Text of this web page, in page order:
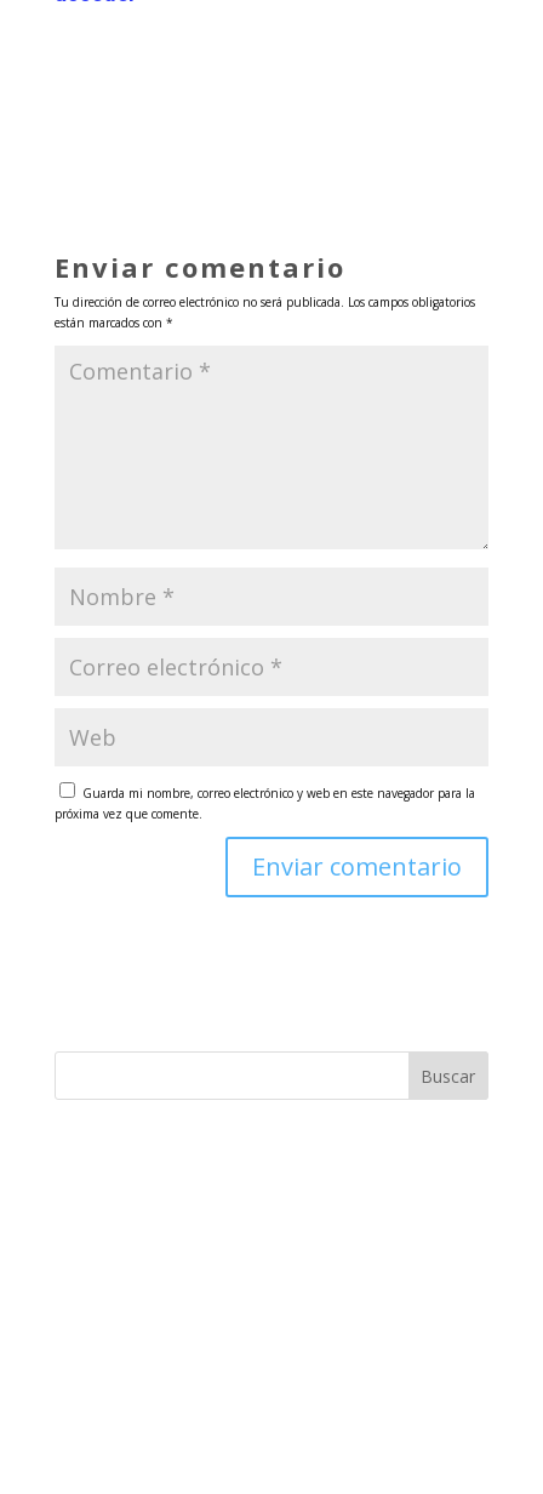
Enviar comentario
Tu dirección de correo electrónico no será publicada. Los campos obligatorios
están marcados con *
Guarda mi nombre, correo electrónico y web en este navegador para la
próxima vez que comente.
Buscar